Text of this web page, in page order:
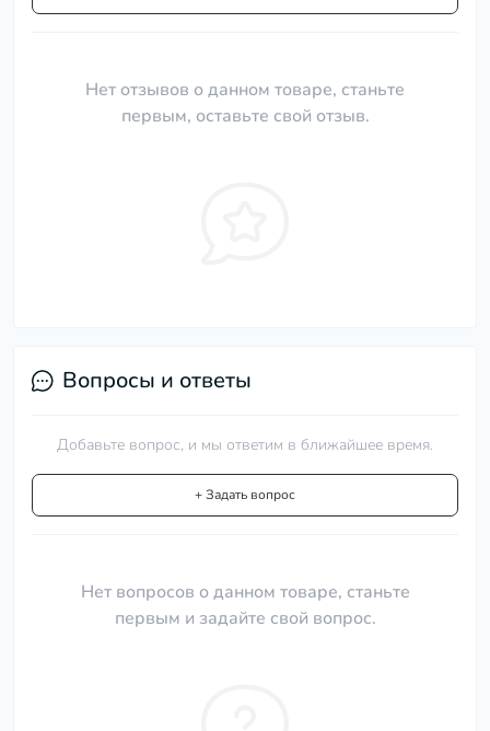
Нет отзывов о данном товаре, станьте
первым, оставьте свой отзыв.
Вопросы и ответы
Добавьте вопрос, и мы ответим в ближайшее время.
+ Задать вопрос
Нет вопросов о данном товаре, станьте
первым и задайте свой вопрос.